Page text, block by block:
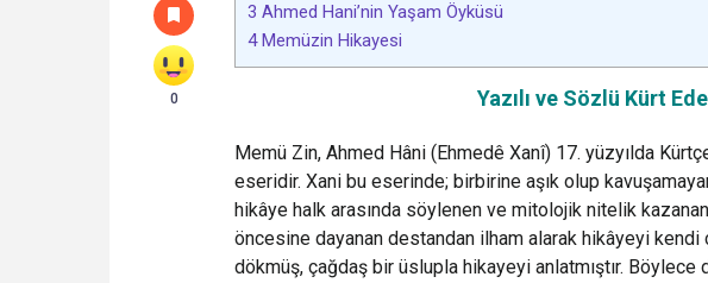
0
3 Ahmed Hani’nin Yaşam Öyküsü
4Memüzin Hikayesi
Yazılı ve Sözlü Kürt
Memü Zin, Ahmed Hâni (Ehmedê Xanî) 17. yüzyılda
eseridir. Xani bu eserinde; birbirine aşık olup
hikâye halk arasında söylenen ve mitolojik nitelik
öncesine dayanan destandan ilham alarak hikâyeyi kendi
dökmüş, çağdaş bir üslupla hikayeyi anlatmıştır. Böylece